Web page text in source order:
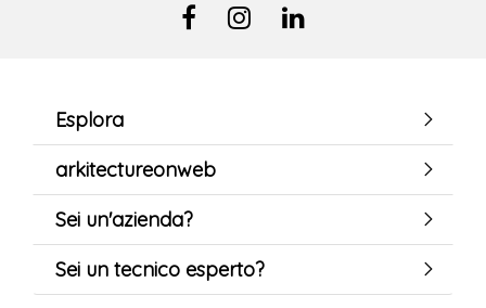
Esplora
arkitectureonweb
Sei un'azienda?
Sei un tecnico esperto?